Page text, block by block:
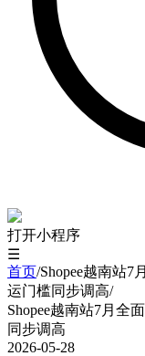
打开小程序
☰
首页/Shopee越南站7
运门槛同步调高/
Shopee越南站7月全
同步调高
2026-05-28